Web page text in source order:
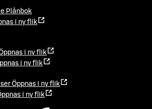
Plånbok
i ny flik
i ny flik
i ny flik
Öppnas i ny flik
i ny flik